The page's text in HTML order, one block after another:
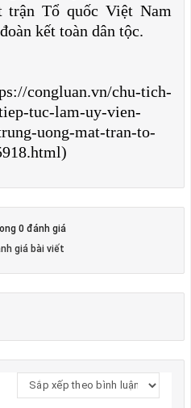
Tổ quốc Việt Nam
kết toàn dân tộc.
congluan.vn/chu-tich-
tuc-lam-uy-vien-
uong-mat-tran-to-
0 đánh giá
giá bài viết